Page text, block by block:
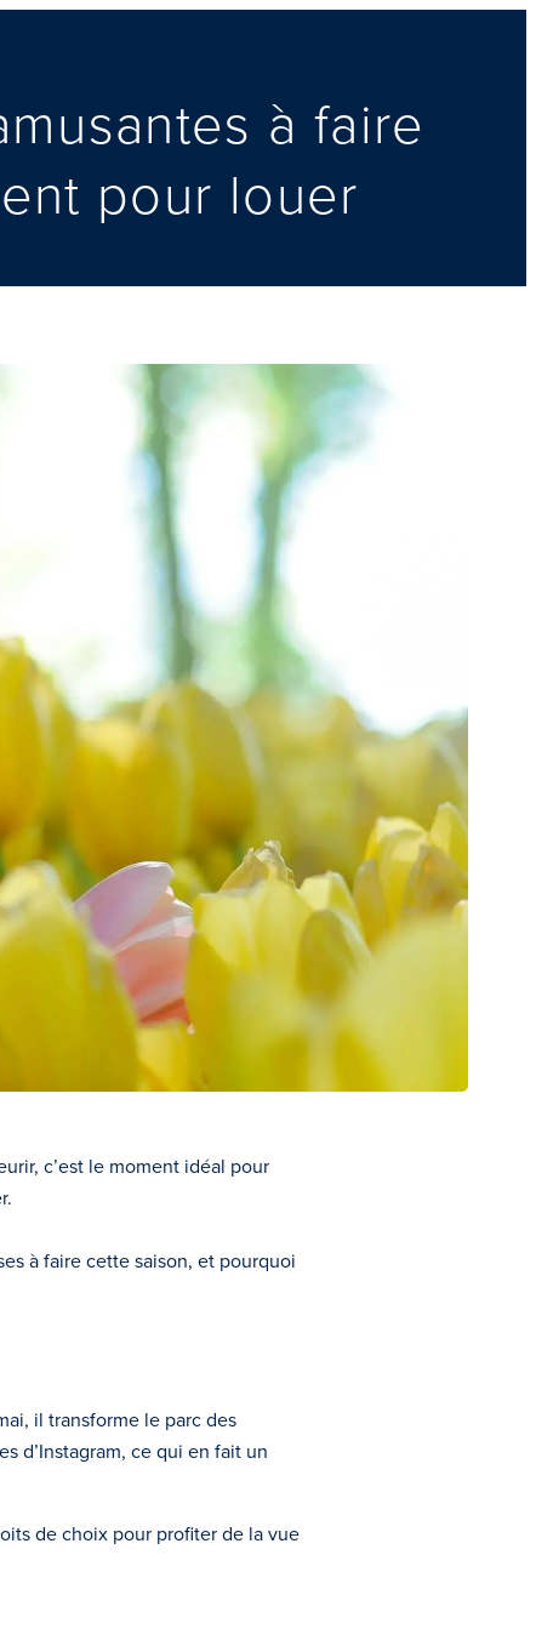
à faire
pour louer
c’est le moment idéal pour
à faire cette saison, et pourquoi
il transforme le parc des
d’Instagram, ce qui en fait un
de choix pour profiter de la vue